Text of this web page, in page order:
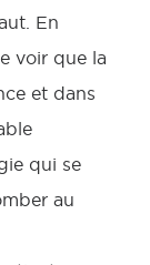
En
voir que la
et dans
qui se
au